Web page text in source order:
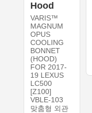
Hood
VARIS™
MAGNUM
OPUS
COOLING
BONNET
(HOOD)
FOR 2017-
19 LEXUS
LC500
[Z100]
VBLE-103
맞춤형 외관